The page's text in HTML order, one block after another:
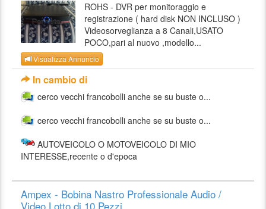
ROHS - DVR per monitoraggio e
registrazione ( hard disk NON INCLUSO )
Videosorveglianza a 8 Canali,USATO
POCO,pari al nuovo ,modello...
Visualizza Annuncio
In cambio di
cerco vecchi francobolli anche se su buste o...
cerco vecchi francobolli anche se su buste o...
AUTOVEICOLO O MOTOVEICOLO DI MIO
INTERESSE,recente o d'epoca
Ampex - Bobina Nastro Professionale Audio /
Video Lotto di 10 Pezzi